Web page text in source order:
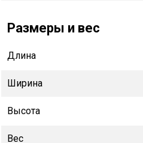
Размеры и вес
Длина
Ширина
Высота
Вес